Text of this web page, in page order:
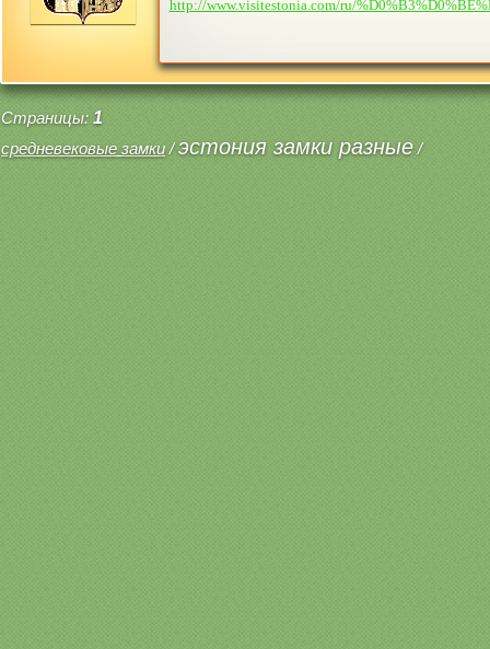
http://www.visitestonia.com/ru/
Страницы: 1
средневековые замки/эстония замки разные/